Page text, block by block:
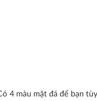
4 màu mặt đá để bạn